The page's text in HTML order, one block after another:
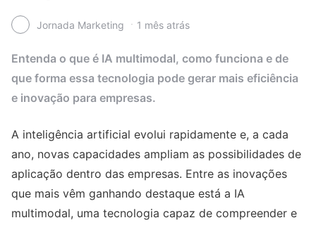
Jornada Marketing 1 mês atrás
Entenda o que é IA multimodal, como funciona e de
que forma essa tecnologia pode gerar mais eficiência
e inovação para empresas.
A inteligência artificial evolui rapidamente e, a cada
ano, novas capacidades ampliam as possibilidades de
aplicação dentro das empresas. Entre as inovações
que mais vêm ganhando destaque está a IA
multimodal, uma tecnologia capaz de compreender e